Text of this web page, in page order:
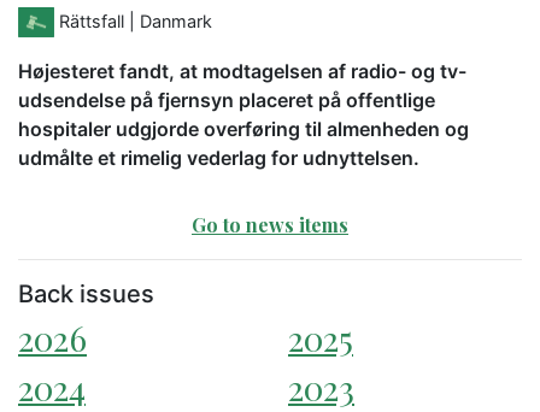
Rättsfall | Danmark
Højesteret fandt, at modtagelsen af radio- og tv-
udsendelse på fjernsyn placeret på offentlige
hospitaler udgjorde overføring til almenheden og
udmålte et rimelig vederlag for udnyttelsen.
Go to news items
Back issues
2026
2025
2024
2023